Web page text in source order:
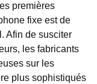
premières
fixe est de
Afin de susciter
les fabricants
sur les
plus sophistiqués